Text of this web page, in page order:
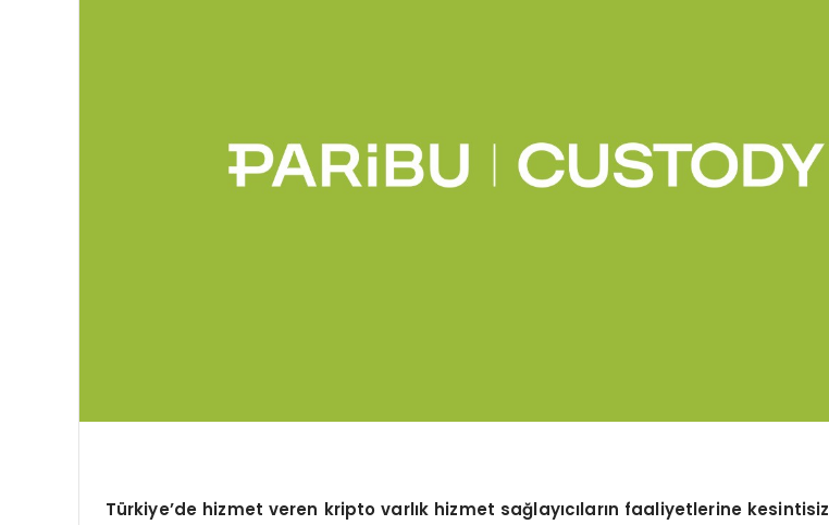
Türkiye’de hizmet veren kripto varlık hizmet sağlayıcıların faaliyetlerine kesintisiz